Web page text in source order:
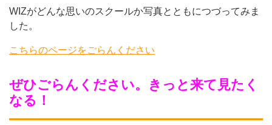
WIZがどんな思いのスクールか写真とともにつづってみま
した。
こちらのページをごらんください
ぜひごらんください。きっと来て見たく
なる！